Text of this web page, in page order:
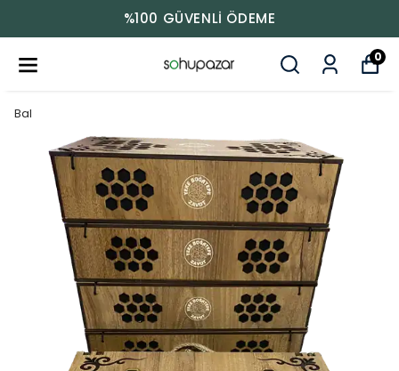
%100 GÜVENLİ ÖDEME
0
Bal